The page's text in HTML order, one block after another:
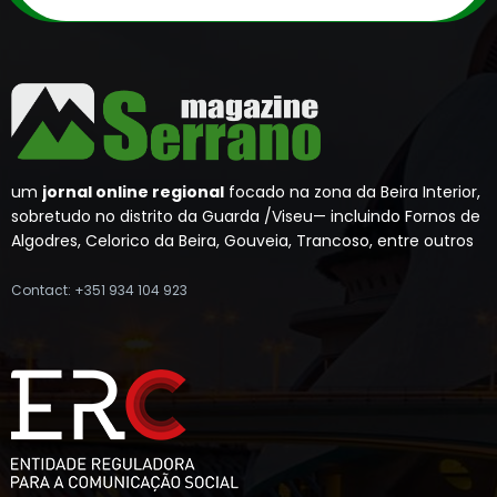
um jornal online regional focado na zona da Beira Interior,
sobretudo no distrito da Guarda /Viseu— incluindo Fornos de
Algodres, Celorico da Beira, Gouveia, Trancoso, entre outros
Contact: +351 934 104 923